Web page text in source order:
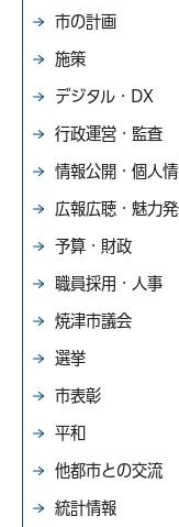
市の計画
施策
デジタル・DX
行政運営・監査
情報公開・個人
広報広聴・魅力
予算・財政
職員採用・人事
焼津市議会
選挙
市表彰
平和
他都市との交流
統計情報